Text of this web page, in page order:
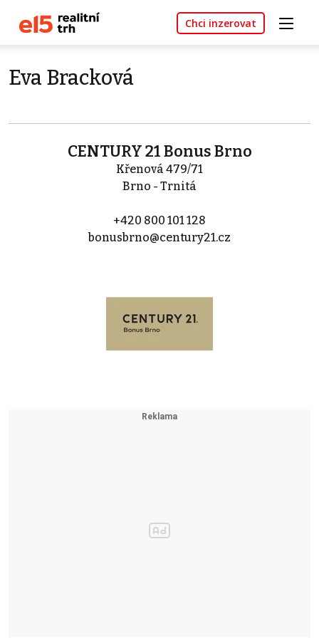
Chci inzerovat
Eva Bracková
CENTURY 21 Bonus Brno
Křenová 479/71
Brno - Trnitá
+420 800 101 128
bonusbrno@century21.cz